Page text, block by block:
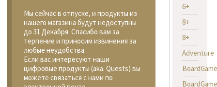
Мы сейчас в отпуске, и продукты из
нашего магазина будут недоступны
до 31 Декабря. Спасибо вам за
терпение и приносим извинения за
любые неудобства.
Если вас интересуют наши
цифровые продукты (aka. Quests) вы
можете связаться с нами по
6+
8+
8+
Adventure